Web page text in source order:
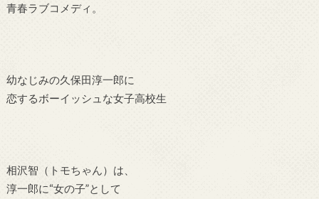
青春ラブコメディ。
幼なじみの久保田淳一郎に
恋するボーイッシュな女子高校生
相沢智（トモちゃん）は、
淳一郎に“女の子”として